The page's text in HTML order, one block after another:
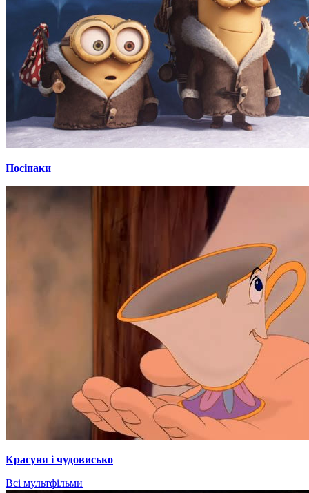
Посіпаки
Красуня і чудовисько
Всі мультфільми